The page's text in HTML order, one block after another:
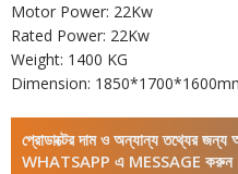
Motor Power: 22Kw
Rated Power: 22Kw
Weight: 1400 KG
Dimension:
প্রোডাক্টের দাম ও অন্যান্য তথ্যের
WHATSAPP এ MESSAGE